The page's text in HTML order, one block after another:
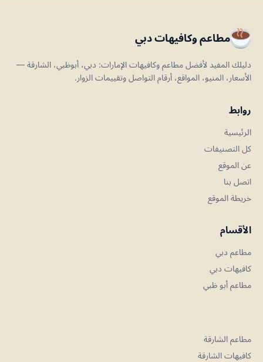
مطاعم وكافيهات دبي
دليلك المفيد لأفضل مطاعم وكافيهات الإمارات: دبي، أبوظبي، الشارقة —
الأسعار، المنيو، المواقع، أرقام التواصل وتقييمات الزوار.
روابط
الرئيسية
كل التصنيفات
عن الموقع
اتصل بنا
خريطة الموقع
الأقسام
مطاعم دبي
كافيهات دبي
مطاعم أبو ظبي
مطاعم الشارقة
كافيهات الشارقة